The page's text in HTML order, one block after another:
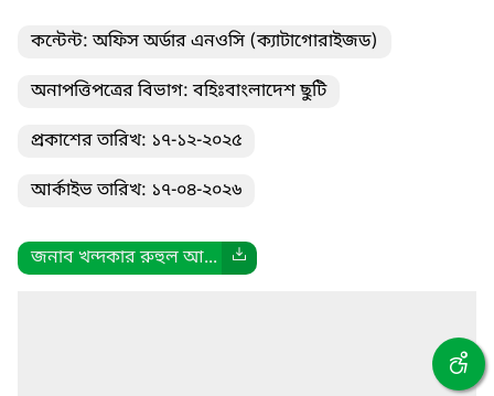
কন্টেন্ট: অফিস অর্ডার এনওসি (ক্যাটাগোরাইজড)
অনাপত্তিপত্রের বিভাগ: বহিঃবাংলাদেশ ছুটি
প্রকাশের তারিখ: ১৭-১২-২০২৫
আর্কাইভ তারিখ: ১৭-০৪-২০২৬
জনাব খন্দকার রুহুল আ...